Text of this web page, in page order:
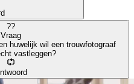
??
Vraag
huwelijk wil een trouwfotograaf
vastleggen?